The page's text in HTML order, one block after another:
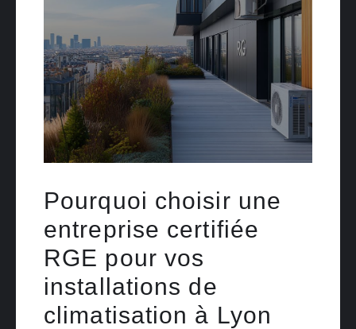
Pourquoi choisir une
entreprise certifiée
RGE pour vos
installations de
climatisation à Lyon